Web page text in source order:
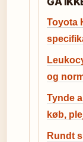
Toyota
og
Tynde
køb,
Rundt